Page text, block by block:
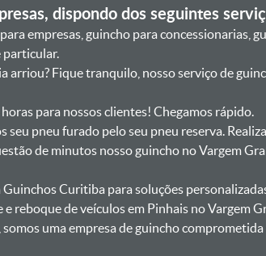
dispondo dos seguintes
empresas, guincho para concessionarias,
particular.
arriou? Fique tranquilo, nosso serviço de
para nossos clientes! Chegamos rápido.
seu pneu furado pelo seu pneu reserva.
de minutos nosso guincho no Vargem
Curitiba para soluções
reboque de veículos em Pinhais no Vargem
uma empresa de guincho